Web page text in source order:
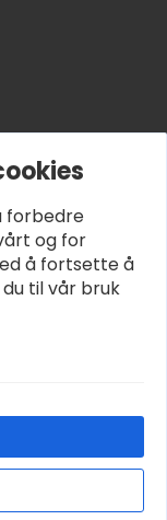
designet av
forbedre
og for
å fortsette å
til vår bruk